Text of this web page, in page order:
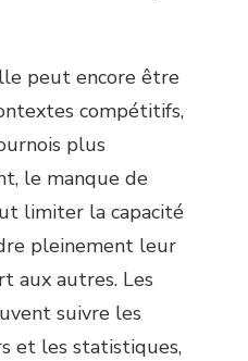
peut encore être
compétitifs,
plus
le manque de
limiter la capacité
pleinement leur
aux autres. Les
suivre les
et les statistiques,